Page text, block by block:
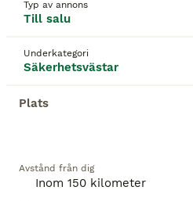
Typ av annons
Till salu
Underkategori
Säkerhetsvästar
Plats
Avstånd från dig
Spara sökning